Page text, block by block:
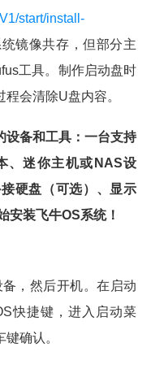
start/install-
镜像共存，但部分主
工具。制作启动盘时
会清除U盘内容。
设备和工具：一台支持
、迷你主机或NAS设
硬盘（可选）、显示
安装飞牛OS系统！
，然后开机。在启动
快捷键，进入启动菜
确认。